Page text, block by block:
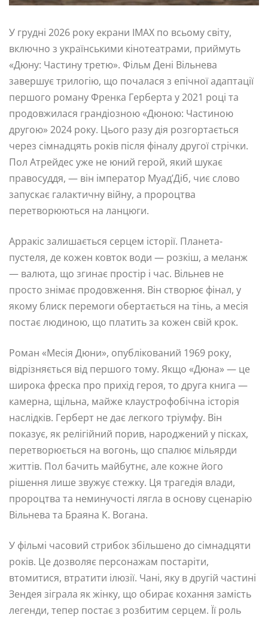
У грудні 2026 року екрани IMAX по всьому світу,
включно з українськими кінотеатрами, приймуть
«Дюну: Частину третю». Фільм Дені Вільнева
завершує трилогію, що почалася з епічної адаптації
першого роману Френка Герберта у 2021 році та
продовжилася грандіозною «Дюною: Частиною
другою» 2024 року. Цього разу дія розгортається
через сімнадцять років після фіналу другої стрічки.
Пол Атрейдес уже не юний герой, який шукає
правосуддя, — він імператор Муад’Діб, чиє слово
запускає галактичну війну, а пророцтва
перетворюються на ланцюги.
Арракіс залишається серцем історії. Планета-
пустеля, де кожен ковток води — розкіш, а меланж
— валюта, що згинає простір і час. Вільнев не
просто знімає продовження. Він створює фінал, у
якому блиск перемоги обертається на тінь, а месія
постає людиною, що платить за кожен свій крок.
Роман «Месія Дюни», опублікований 1969 року,
відрізняється від першого тому. Якщо «Дюна» — це
широка фреска про прихід героя, то друга книга —
камерна, щільна, майже клаустрофобічна історія
наслідків. Герберт не дає легкого тріумфу. Він
показує, як релігійний порив, народжений у пісках,
перетворюється на вогонь, що спалює мільярди
життів. Пол бачить майбутнє, але кожне його
рішення лише звужує стежку. Ця трагедія влади,
пророцтва та неминучості лягла в основу сценарію
Вільнева та Браяна К. Вогана.
У фільмі часовий стрибок збільшено до сімнадцяти
років. Це дозволяє персонажам постаріти,
втомитися, втратити ілюзії. Чані, яку в другій частині
Зендея зіграла як жінку, що обирає кохання замість
легенди, тепер постає з розбитим серцем. Її роль